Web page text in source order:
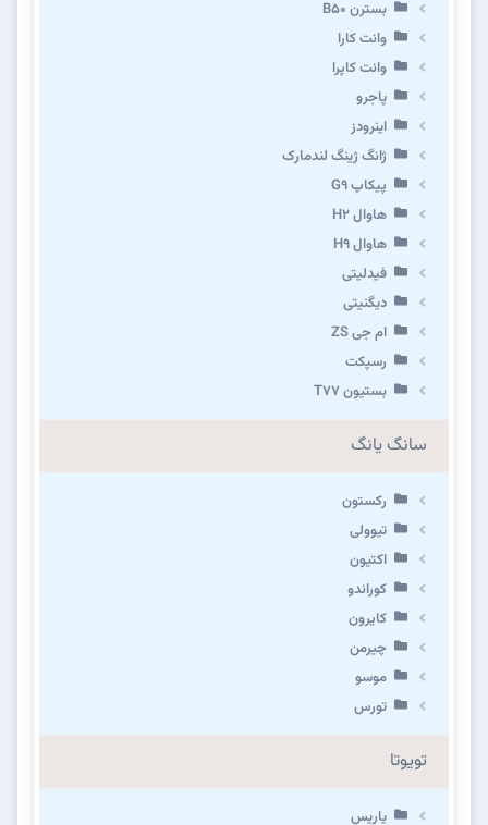
بسترن B۵۰
وانت کارا
وانت کاپرا
پاجرو
اینرودز
ژانگ ژینگ لندمارک
پیکاپ G۹
هاوال H۲
هاوال H۹
فیدلیتی
دیگنیتی
ام جی ZS
رسپکت
بستیون T۷۷
سانگ یانگ
رکستون
تیوولی
اکتیون
کوراندو
کایرون
چیرمن
موسو
تورس
تویوتا
یاریس